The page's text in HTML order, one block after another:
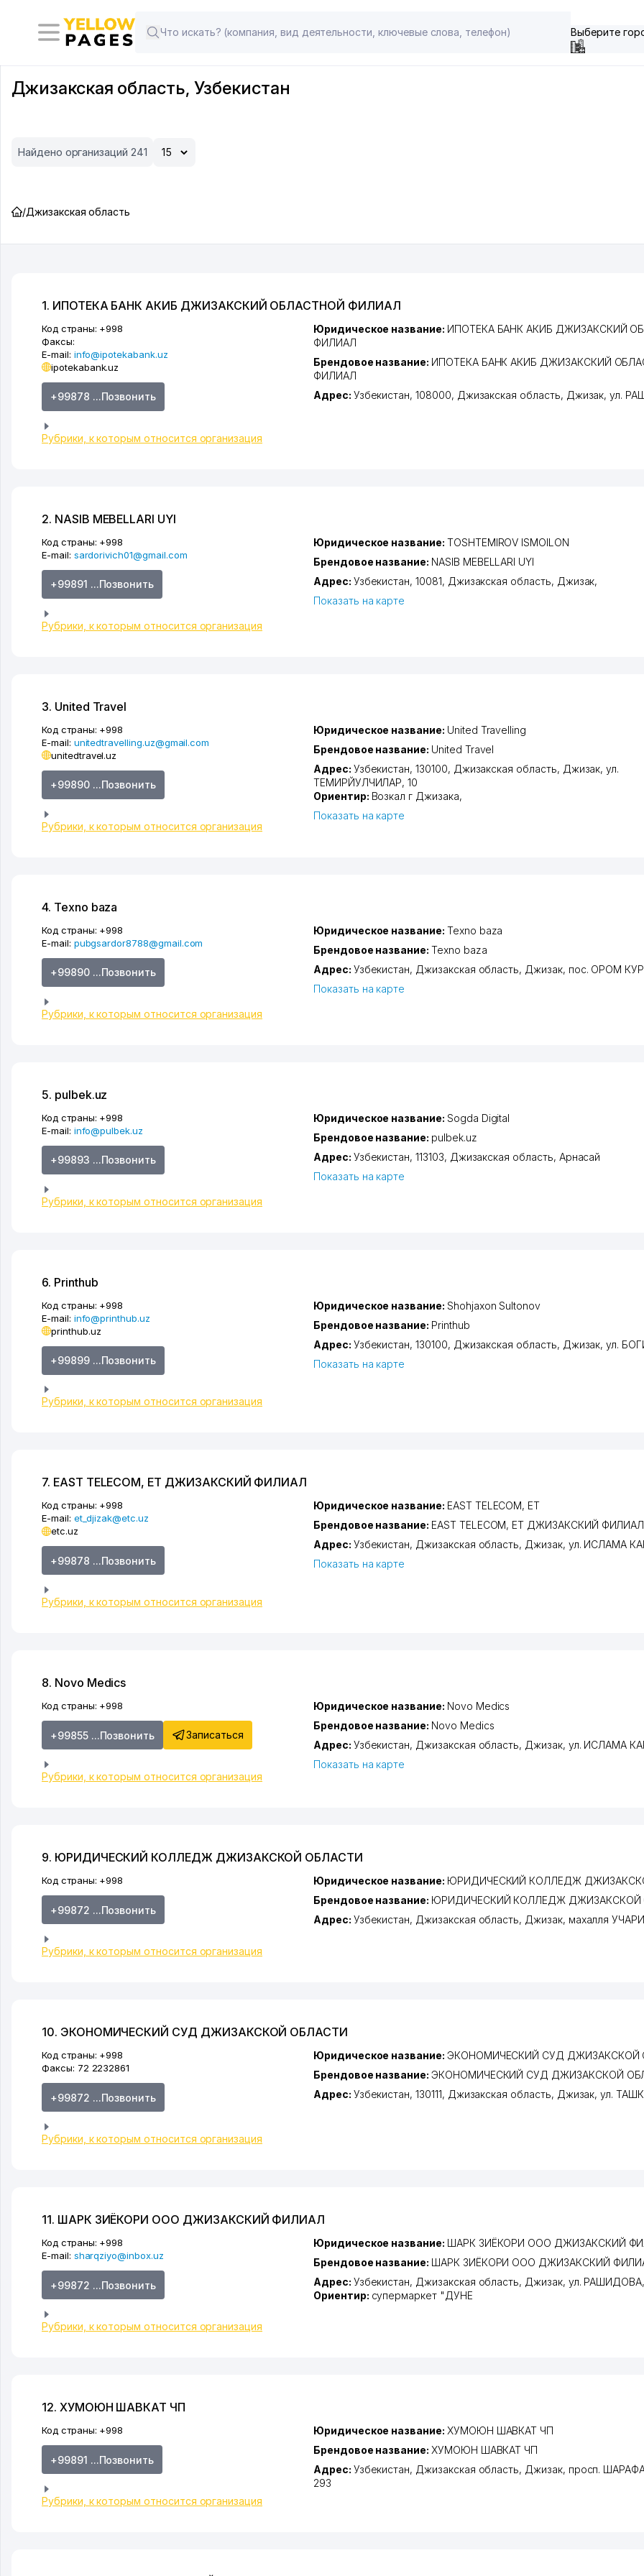
Выберите
Джизакская область, Узбекистан
Найдено организаций 241
/Джизакская область
1. ИПОТЕКА БАНК АКИБ ДЖИЗАКСКИЙ ОБЛАСТНОЙ ФИЛИАЛ
Код страны: +998
Факсы:
E-mail: info@ipotekabank.uz
ipotekabank.uz
+99878 ...Позвонить
Рубрики, к которым относится организация
Юридическое название: ИПОТЕКА БАНК АКИБ ДЖИЗАКСКИЙ
ФИЛИАЛ
Брендовое название: ИПОТЕКА БАНК АКИБ ДЖИЗАКСКИЙ
ФИЛИАЛ
Адрес: Узбекистан, 108000, Джизакская область, Джизак,ул.
2. NASIB MEBELLARI UYI
Код страны: +998
E-mail: sardorivich01@gmail.com
+99891 ...Позвонить
Рубрики, к которым относится организация
Юридическое название: TOSHTEMIROV ISMOILON
Брендовое название: NASIB MEBELLARI UYI
Адрес: Узбекистан, 10081, Джизакская область, Джизак,
Показать на карте
3. United Travel
Код страны: +998
E-mail: unitedtravelling.uz@gmail.com
unitedtravel.uz
+99890 ...Позвонить
Рубрики, к которым относится организация
Юридическое название: United Travelling
Брендовое название: United Travel
Адрес: Узбекистан, 130100, Джизакская область, Джизак,ул.
ТЕМИРЙУЛЧИЛАР, 10
Ориентир: Возкал г Джизака,
Показать на карте
4. Texno baza
Код страны: +998
E-mail: pubgsardor8788@gmail.com
+99890 ...Позвонить
Рубрики, к которым относится организация
Юридическое название: Texno baza
Брендовое название: Texno baza
Адрес: Узбекистан, Джизакская область, Джизак, пос. ОРОМ
Показать на карте
5. pulbek.uz
Код страны: +998
E-mail: info@pulbek.uz
+99893 ...Позвонить
Рубрики, к которым относится организация
Юридическое название: Sogda Digital
Брендовое название: pulbek.uz
Адрес: Узбекистан, 113103, Джизакская область, Арнасай
Показать на карте
6. Printhub
Код страны: +998
E-mail: info@printhub.uz
printhub.uz
+99899 ...Позвонить
Рубрики, к которым относится организация
Юридическое название: Shohjaxon Sultonov
Брендовое название: Printhub
Адрес: Узбекистан, 130100, Джизакская область, Джизак,ул.
Показать на карте
7. EAST TELECOM, ЕТ ДЖИЗАКСКИЙ ФИЛИАЛ
Код страны: +998
E-mail: et_djizak@etc.uz
etc.uz
+99878 ...Позвонить
Рубрики, к которым относится организация
Юридическое название: EAST TELECOM, ЕТ
Брендовое название: EAST TELECOM, ЕТ ДЖИЗАКСКИЙ ФИЛИАЛ
Адрес: Узбекистан, Джизакская область, Джизак, ул. ИСЛАМА
Показать на карте
8. Novo Medics
Код страны: +998
+99855 ...Позвонить Записаться
Рубрики, к которым относится организация
Юридическое название: Novo Medics
Брендовое название: Novo Medics
Адрес: Узбекистан, Джизакская область, Джизак, ул. ИСЛАМА
Показать на карте
9. ЮРИДИЧЕСКИЙ КОЛЛЕДЖ ДЖИЗАКСКОЙ ОБЛАСТИ
Код страны: +998
+99872 ...Позвонить
Рубрики, к которым относится организация
Юридическое название: ЮРИДИЧЕСКИЙ КОЛЛЕДЖ
Брендовое название: ЮРИДИЧЕСКИЙ КОЛЛЕДЖ ДЖИЗАКСКОЙ
Адрес: Узбекистан, Джизакская область, Джизак, махалля
10. ЭКОНОМИЧЕСКИЙ СУД ДЖИЗАКСКОЙ ОБЛАСТИ
Код страны: +998
Факсы: 72 2232861
+99872 ...Позвонить
Рубрики, к которым относится организация
Юридическое название: ЭКОНОМИЧЕСКИЙ СУД ДЖИЗАКСКОЙ
Брендовое название: ЭКОНОМИЧЕСКИЙ СУД ДЖИЗАКСКОЙ
Адрес: Узбекистан, 130111, Джизакская область, Джизак,ул.
11. ШАРК ЗИЁКОРИ ООО ДЖИЗАКСКИЙ ФИЛИАЛ
Код страны: +998
E-mail: sharqziyo@inbox.uz
+99872 ...Позвонить
Рубрики, к которым относится организация
Юридическое название: ШАРК ЗИЁКОРИ ООО ДЖИЗАКСКИЙ
Брендовое название: ШАРК ЗИЁКОРИ ООО ДЖИЗАКСКИЙ
Адрес: Узбекистан, Джизакская область, Джизак, ул. РАШИДОВА
Ориентир: супермаркет "ДУНЕ
12. ХУМОЮН ШАВКАТ ЧП
Код страны: +998
+99891 ...Позвонить
Рубрики, к которым относится организация
Юридическое название: ХУМОЮН ШАВКАТ ЧП
Брендовое название: ХУМОЮН ШАВКАТ ЧП
Адрес: Узбекистан, Джизакская область, Джизак, просп.
293